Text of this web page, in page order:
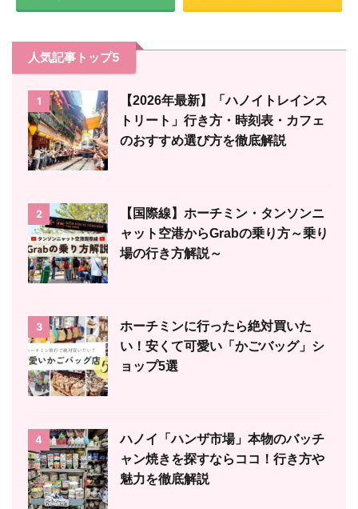
人気記事トップ5
1
【2026年最新】「ハノイトレインス
トリート」行き方・時刻表・カフェ
のおすすめ選び方を徹底解説
2
【国際線】ホーチミン・タンソンニ
ャット空港からGrabの乗り方～乗り
場の行き方解説～
3
ホーチミンに行ったら絶対買いた
い！安くて可愛い「かごバッグ」シ
ョップ5選
4
ハノイ「ハンザ市場」本物のバッチ
ャン焼きを探すならココ！行き方や
魅力を徹底解説